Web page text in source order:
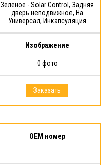
Зеленое - Solar Control, Задняя
дверь неподвижное, На
Универсал, Инкапсуляция
Изображение
0 фото
Заказать
OEM номер